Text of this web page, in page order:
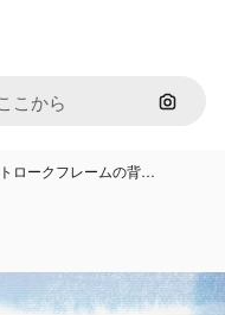
画像で
ロークフレームの背…